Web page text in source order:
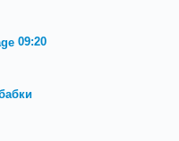
09:20